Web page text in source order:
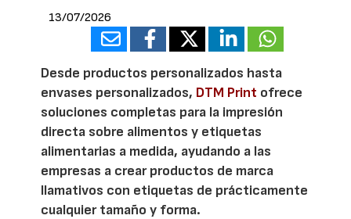
13/07/2026
Desde productos personalizados hasta
envases personalizados, DTM Print ofrece
soluciones completas para la impresión
directa sobre alimentos y etiquetas
alimentarias a medida, ayudando a las
empresas a crear productos de marca
llamativos con etiquetas de prácticamente
cualquier tamaño y forma.